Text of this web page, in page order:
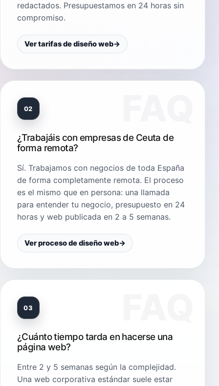
redactados. Presupuestamos en 24 horas sin
compromiso.
Ver tarifas de diseño web→
02
¿Trabajáis con empresas de Ceuta de
forma remota?
Sí. Trabajamos con negocios de toda España
de forma completamente remota. El proceso
es el mismo que en persona: una llamada
para entender tu negocio, presupuesto en 24
horas y web publicada en 2 a 5 semanas.
Ver proceso de diseño web→
03
¿Cuánto tiempo tarda en hacerse una
página web?
Entre 2 y 5 semanas según la complejidad.
Una web corporativa estándar suele estar